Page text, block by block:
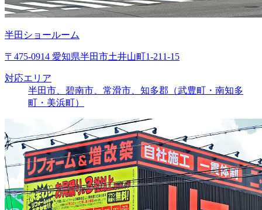
半田ショールーム
〒475-0914 愛知県半田市土井山町1-211-15
対応エリア
半田市、碧南市、常滑市、知多郡（武豊町・南知多
町・美浜町）